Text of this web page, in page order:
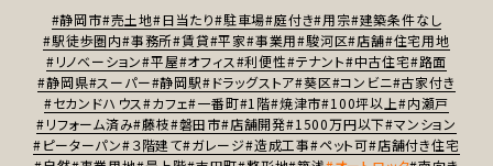
#静岡市#売土地#日当たり#駐車場#庭付き#用宗#建築条件なし
#駅徒歩圏内#事務所#賃貸#平家#事業用#駿河区#店舗#住宅用地
#リノベーション#平屋#オフィス#利便性#テナント#中古住宅#路面
#静岡県#スーパー#静岡駅#ドラッグストア#葵区#コンビニ#古家付き
#セカンドハウス#カフェ#一番町#1階#焼津市#100坪以上#内瀬戸
#リフォーム済み#藤枝#磐田市#店舗開発#1500万円以下#マンション
#ピーターパン#３階建て#ガレージ#造成工事#ペット可#店舗付き住宅